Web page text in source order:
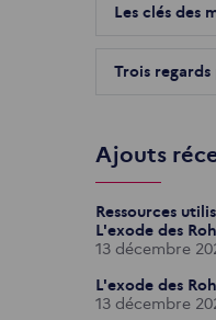
Les clés des
Trois
Ajouts
Ressources
L'exode des
13 décembre
L'exode des
13 décembre